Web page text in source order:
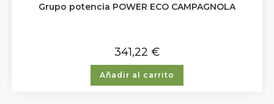
Grupo potencia POWER ECO CAMPAGNOLA
341,22 €
Añadir al carrito